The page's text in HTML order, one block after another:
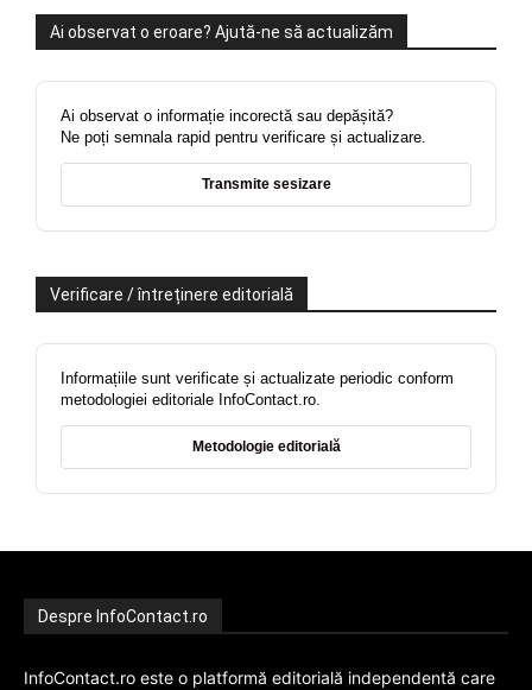
Ai observat o eroare? Ajută-ne să actualizăm
Ai observat o informație incorectă sau depășită?
Ne poți semnala rapid pentru verificare și actualizare.
Transmite sesizare
Verificare / întreținere editorială
Informațiile sunt verificate și actualizate periodic conform
metodologiei editoriale InfoContact.ro.
Metodologie editorială
Despre InfoContact.ro
InfoContact.ro este o platformă editorială independentă care